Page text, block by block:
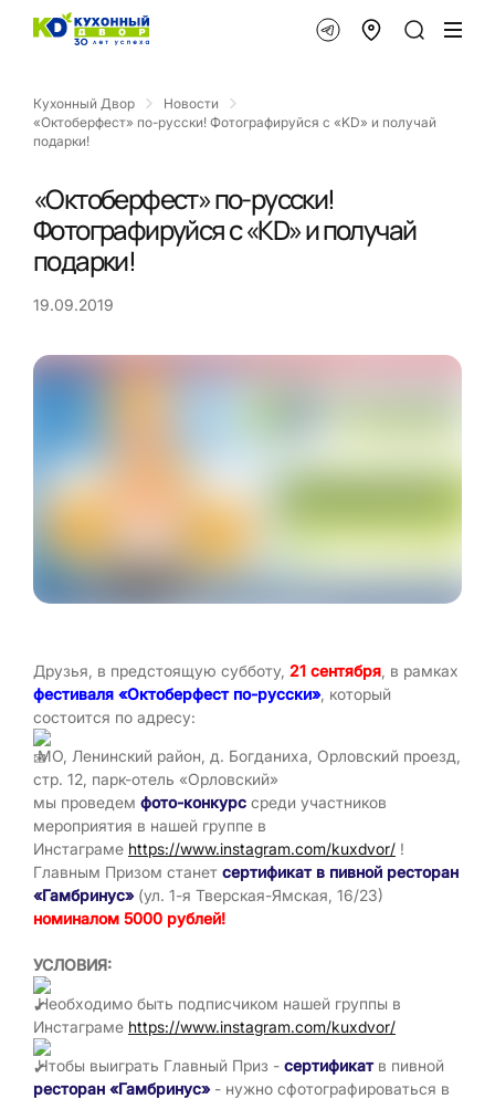
Кухонный Двор
Новости
«Октоберфест» по-русски! Фотографируйся с «KD» и получай
подарки!
«Октоберфест» по-русски!
Фотографируйся с «KD» и получай
подарки!
19.09.2019
Друзья, в предстоящую субботу, 21 сентября , в рамках
фестиваля «Октоберфест по-русски», который
состоится по адресу:
МО, Ленинский район, д. Богданиха, Орловский проезд,
стр. 12, парк-отель «Орловский»
мы проведем фото-конкурс среди участников
мероприятия в нашей группе в
Инстаграме https://www.instagram.com/kuxdvor/ !
Главным Призом станет сертификат в пивной ресторан
«Гамбринус» (ул. 1-я Тверская-Ямская, 16/23)
номиналом 5000 рублей!
УСЛОВИЯ:
Необходимо быть подписчиком нашей группы в
Инстаграме https://www.instagram.com/kuxdvor/
Чтобы выиграть Главный Приз - сертификатв пивной
ресторан «Гамбринус»- нужно сфотографироваться в